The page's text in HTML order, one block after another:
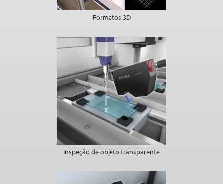
Formatos 3D
Inspeção de objeto transparente